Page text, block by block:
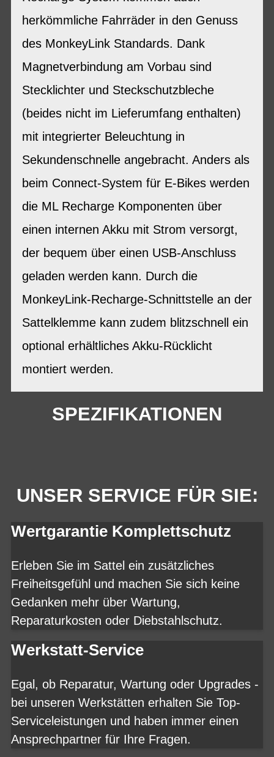
herkömmliche Fahrräder in den Genuss
des MonkeyLink Standards. Dank
Magnetverbindung am Vorbau sind
Stecklichter und Steckschutzbleche
(beides nicht im Lieferumfang enthalten)
mit integrierter Beleuchtung in
Sekundenschnelle angebracht. Anders als
beim Connect-System für E-Bikes werden
die ML Recharge Komponenten über
einen internen Akku mit Strom versorgt,
der bequem über einen USB-Anschluss
geladen werden kann. Durch die
MonkeyLink-Recharge-Schnittstelle an der
Sattelklemme kann zudem blitzschnell ein
optional erhältliches Akku-Rücklicht
montiert werden.
SPEZIFIKATIONEN
UNSER SERVICE FÜR SIE:
Wertgarantie Komplettschutz
Erleben Sie im Sattel ein zusätzliches
Freiheitsgefühl und machen Sie sich keine
Gedanken mehr über Wartung,
Reparaturkosten oder Diebstahlschutz.
Werkstatt-Service
Egal, ob Reparatur, Wartung oder Upgrades -
bei unseren Werkstätten erhalten Sie Top-
Serviceleistungen und haben immer einen
Ansprechpartner für Ihre Fragen.